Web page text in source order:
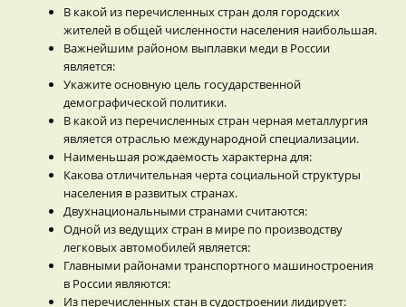
В какой из перечисленных стран доля городских
жителей в общей численности населения наибольшая.
Важнейшим районом выплавки меди в России
является:
Укажите основную цель государственной
демографической политики.
В какой из перечисленных стран черная металлургия
является отраслью международной специализации.
Наименьшая рождаемость характерна для:
Какова отличительная черта социальной структуры
населения в развитых странах.
Двухнациональными странами считаются:
Одной из ведущих стран в мире по производству
легковых автомобилей является:
Главными районами транспортного машиностроения
в России являются:
Из перечисленных стан в судостроении лидирует: